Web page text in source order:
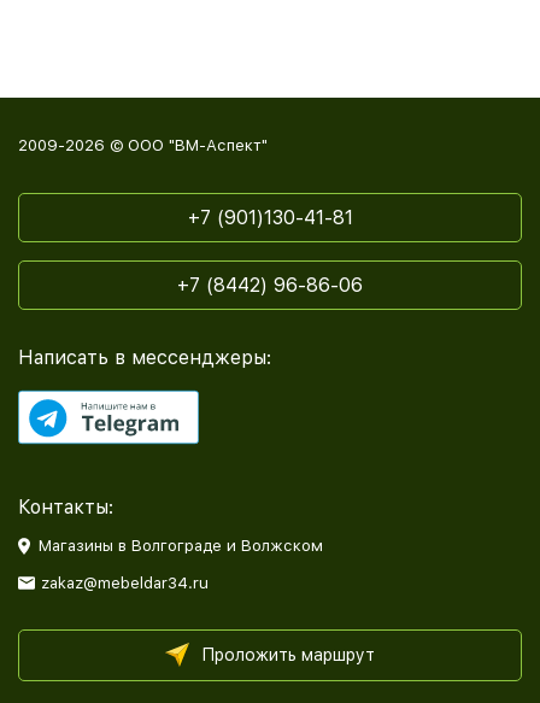
2009-2026 © ООО "ВМ-Аспект"
+7 (901)130-41-81
+7 (8442) 96-86-06
Написать в мессенджеры:
Контакты:
Магазины в Волгограде и Волжском
zakaz@mebeldar34.ru
Проложить маршрут